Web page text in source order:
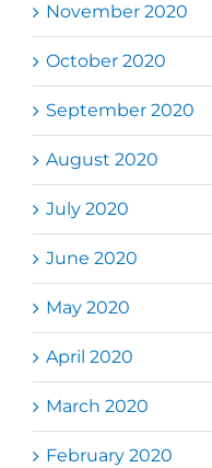
November 2020
October 2020
September 2020
August 2020
July 2020
June 2020
May 2020
April 2020
March 2020
February 2020